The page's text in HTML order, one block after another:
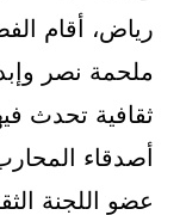
رياض، أقام
ملحمة نصر
ثقافية تحدث
أصدقاء
عضو اللجنة